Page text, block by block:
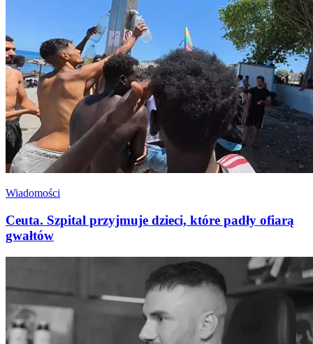
Wiadomości
Ceuta. Szpital przyjmuje dzieci, które padły ofiarą
gwałtów